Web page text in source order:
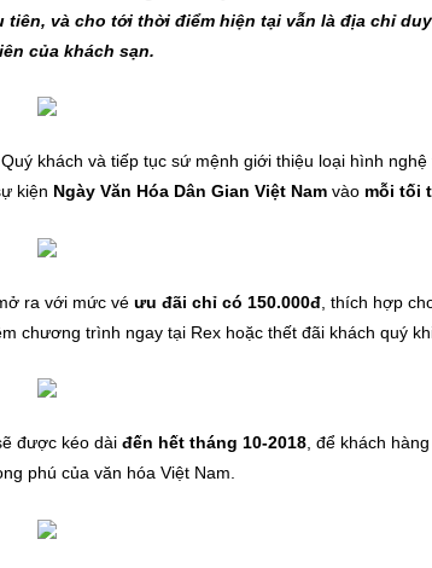
tiên, và cho tới thời điểm hiện tại vẫn là địa chỉ
của khách sạn.
khách và tiếp tục sứ mệnh giới thiệu loại hình
kiện Ngày Văn Hóa Dân Gian Việt Nam vào mỗi tối
ra với mức vé ưu đãi chỉ có 150.000đ , thích hợp
chương trình ngay tại Rex hoặc thết đãi khách quý
được kéo dài đến hết tháng 10-2018, để khách
phú của văn hóa Việt Nam.